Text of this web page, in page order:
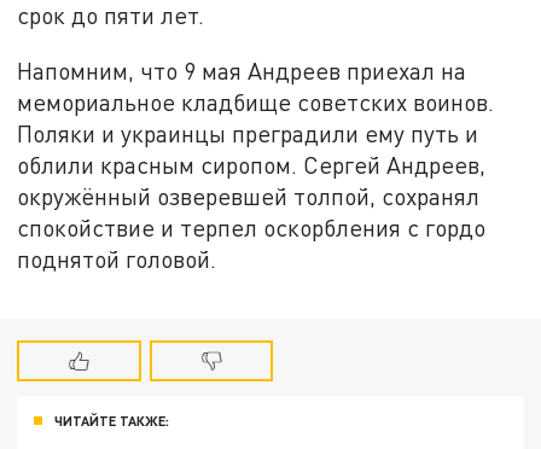
срок до пяти лет.
Напомним, что 9 мая Андреев приехал на
мемориальное кладбище советских воинов.
Поляки и украинцы преградили ему путь и
облили красным сиропом. Сергей Андреев,
окружённый озверевшей толпой, сохранял
спокойствие и терпел оскорбления с гордо
поднятой головой.
ЧИТАЙТЕ ТАКЖЕ: